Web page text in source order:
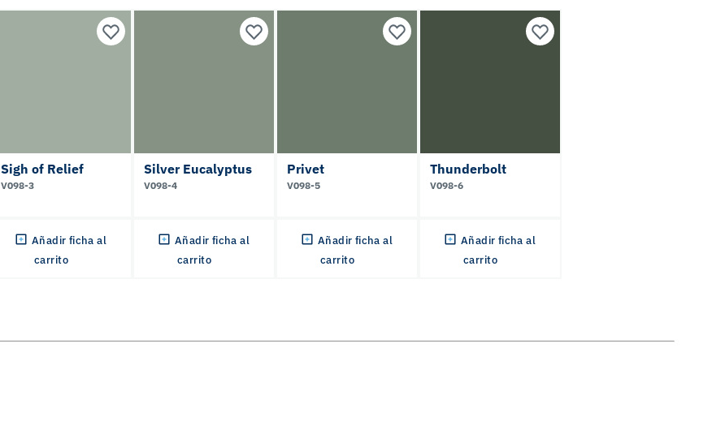
Sigh of Relief
V098-3
Añadir ficha al
carrito
Silver Eucalyptus
V098-4
Añadir ficha al
carrito
Privet
V098-5
Añadir ficha al
carrito
Thunderbolt
V098-6
Añadir ficha al
carrito